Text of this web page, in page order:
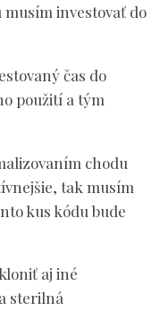
investovať do
čas do
použití a tým
chodu
tak musím
kus kódu bude
aj iné
sterilná